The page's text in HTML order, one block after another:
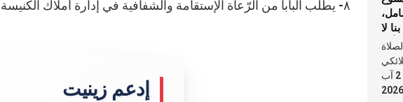
٨- يطلب البابا من الرّعاة الإستقامة والشفافية في إدارة أملاك الكنيسة، والعمل بتواضع دون السعي للمناصب…
إدعم زينيت
لا
أبدًا
يوم الأحد 2 آب
2026